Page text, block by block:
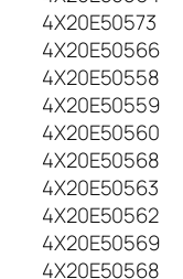
r
o
v
i
k
l
i
s
L
E
N
4X20E50573
4X20E50566
4X20E50558
4X20E50559
4X20E50560
4X20E50568
4X20E50563
4X20E50562
4X20E50569
4X20E50568